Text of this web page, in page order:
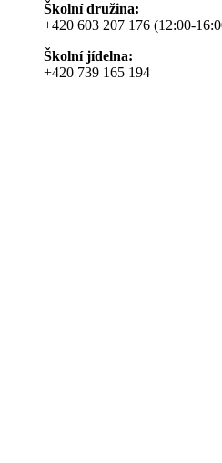
Školní družina:
+420 603 207 176 (12:00-
Školní jídelna:
+420 739 165 194